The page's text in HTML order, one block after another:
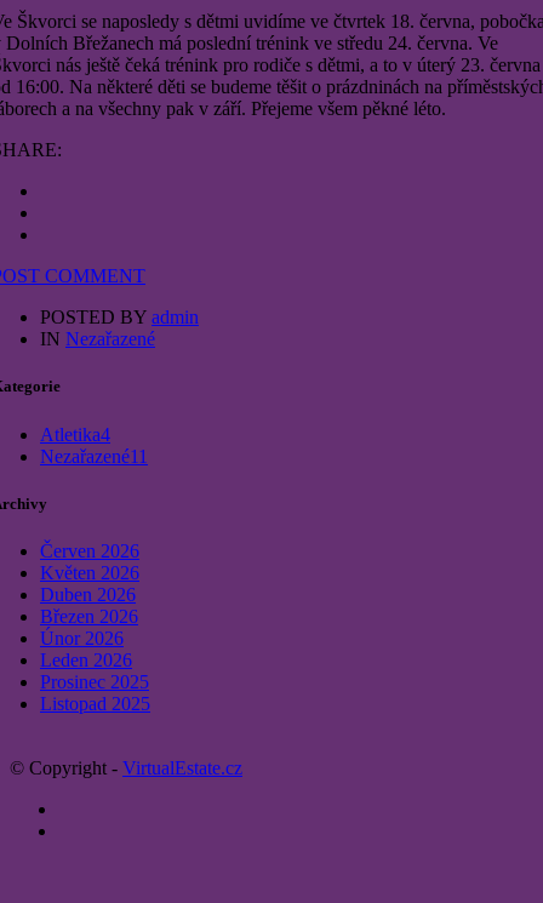
Škvorci se naposledy s dětmi uvidíme ve čtvrtek 18. června,
Dolních Břežanech má poslední trénink ve středu 24. června. Ve
nás ještě čeká trénink pro rodiče s dětmi, a to v úterý 23. června
16:00. Na některé děti se budeme těšit o prázdninách na
a na všechny pak v září. Přejeme všem pěkné léto.
COMMENT
POSTED BY admin
IN Nezařazené
Atletika4
Nezařazené11
Červen 2026
Květen 2026
Duben 2026
Březen 2026
Únor 2026
Leden 2026
Prosinec 2025
Listopad 2025
© Copyright - VirtualEstate.cz